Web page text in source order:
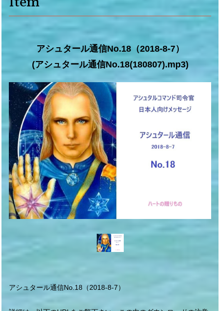
アシュタール通信No.18（2018-8-7）
(アシュタール通信No.18(180807).mp3)
アシュタール通信No.18（2018-8-7）